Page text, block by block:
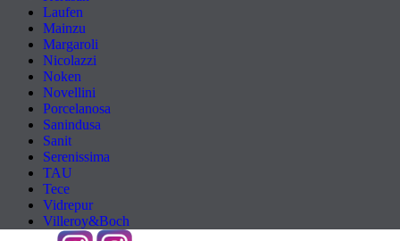
Laufen
Mainzu
Margaroli
Nicolazzi
Noken
Novellini
Porcelanosa
Sanindusa
Sanit
Serenissima
TAU
Tece
Vidrepur
Villeroy&Boch